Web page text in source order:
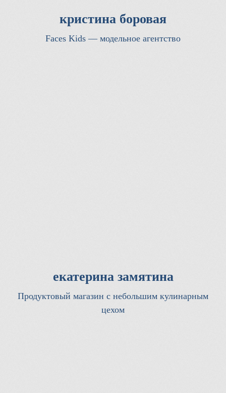
кристина боровая
Faces Kids — модельное агентство
екатерина замятина
Продуктовый магазин с небольшим кулинарным
цехом